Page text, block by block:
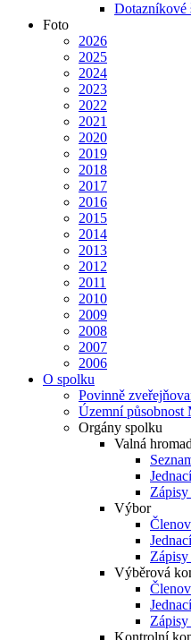
Dotazníkové
Foto
2026
2025
2024
2023
2022
2021
2020
2019
2018
2017
2016
2015
2014
2013
2012
2011
2010
2009
2008
2007
2006
O spolku
Povinně
Územní
Orgány spolku
Valná
Výbor
Výběrová
Kontrolní